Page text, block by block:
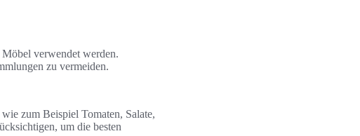
verwendet werden.
zu vermeiden.
zum Beispiel Tomaten, Salate,
um die besten